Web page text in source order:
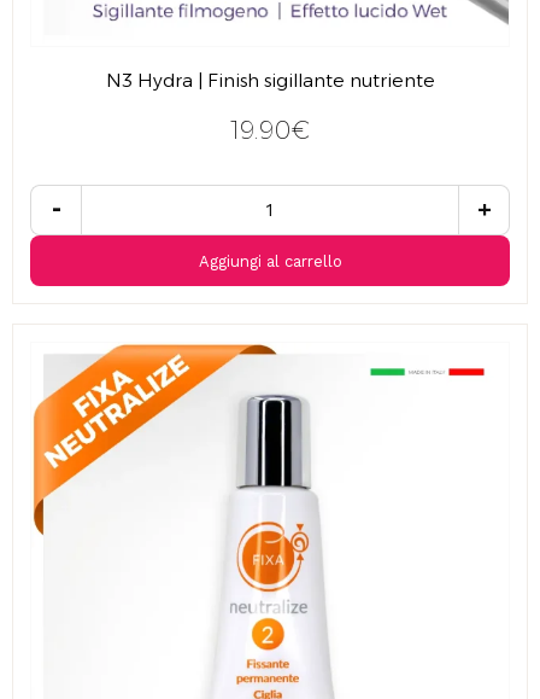
N3 Hydra | Finish sigillante nutriente
19.90€
- +
Aggiungi al carrello